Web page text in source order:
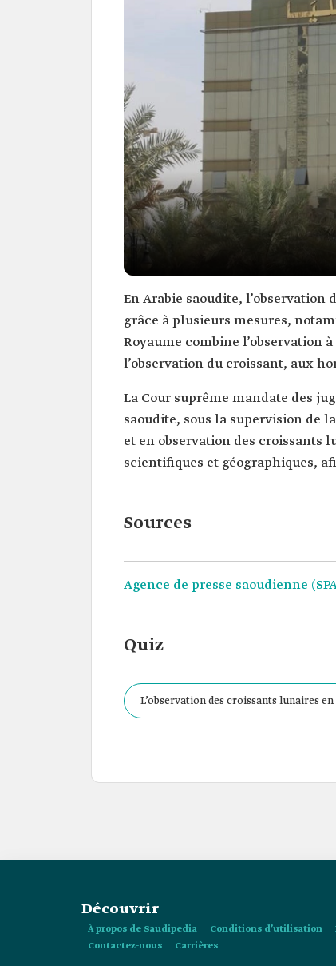
En Arabie saoudite,
grâce à plusieurs mesures,
Royaume combine l’observation
l’observation du croissant, aux
La Cour suprême mandate des
saoudite, sous la supervision de
et en observation des croissants
scientifiques et géographiques,
Sources
Agence de presse saoudienne
Quiz
L’observation des croissants lunaires
Découvrir
À propos de Saudipedia Conditions d’utilisation
Contactez-nous
Carrières